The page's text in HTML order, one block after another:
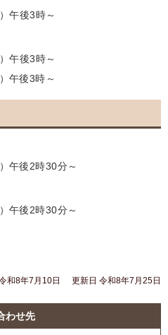
午後3時～
午後3時～
午後3時～
午後2時30分～
午後2時30分～
和8年7月10日 更新日 令和8年7月25日
わせ先